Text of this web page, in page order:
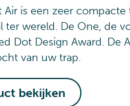
Air is een zeer
ter wereld. De One, de
Dot Design Award. De
van uw trap.
bekijken